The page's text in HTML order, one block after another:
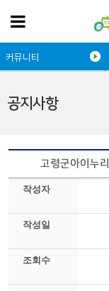
공지사항
커뮤니티
고령군아이누
작성자
작성일
조회수